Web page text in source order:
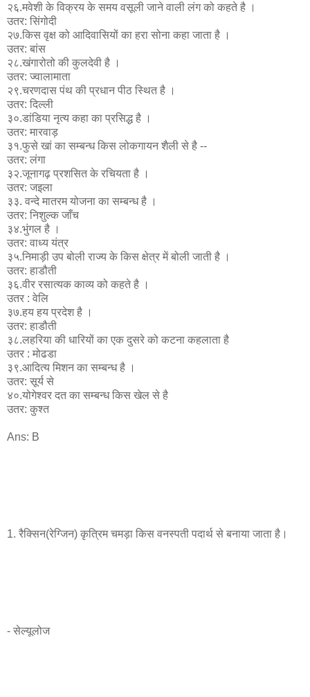
२६.मवेशी के विक्रय के समय वसूली जाने वाली लंग को कहते है ।
उतर: सिंगोदी
२७.किस वृक्ष को आदिवासियों का हरा सोना कहा जाता है ।
उतर: बांस
२८.खंगारोतो की कुलदेवी है ।
उतर: ज्वालामाता
२९.चरणदास पंथ की प्रधान पीठ स्थित है ।
उतर: दिल्ली
३०.डांडिया नृत्य कहा का प्रसिद्ध है ।
उतर: मारवाड़
३१.फुसे खां का सम्बन्ध किस लोकगायन शैली से है --
उतर: लंगा
३२.जूनागढ़ प्रशसित के रचियता है ।
उतर: जइला
३३. वन्दे मातरम योजना का सम्बन्ध है ।
उतर: निशुल्क जाँच
३४.भुंगल है ।
उतर: वाध्य यंत्र
३५.निमाड़ी उप बोली राज्य के किस क्षेत्र में बोली जाती है ।
उतर: हाडौती
३६.वीर रसात्यक काव्य को कहते है ।
उतर : वेलि
३७.हय हय प्रदेश है ।
उतर: हाडौती
३८.लहरिया की धारियों का एक दुसरे को कटना कहलाता है
उतर : मोढडा
३९.आदित्य मिशन का सम्बन्ध है ।
उतर: सूर्य से
४०.योगेश्वर दत का सम्बन्ध किस खेल से है
उतर: कुश्त
Ans: B
1. रैक्सिन(रेग्जिन) कृत्रिम चमड़ा किस वनस्पती पदार्थ से बनाया जाता है।
- सेल्यूलोज